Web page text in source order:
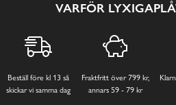
VARFÖR
Beställ före kl 13 så
skickar vi samma dag
Fraktfritt över 799 kr,
annars 59 - 79 kr